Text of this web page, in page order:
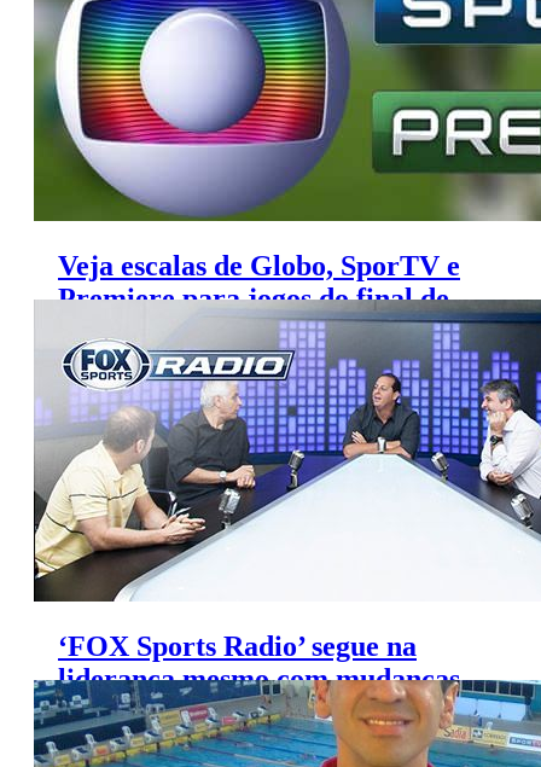
Veja escalas de Globo, SporTV e
Premiere para jogos do final de
semana
‘FOX Sports Radio’ segue na
liderança mesmo com mudanças
no ‘Seleção SporTV’